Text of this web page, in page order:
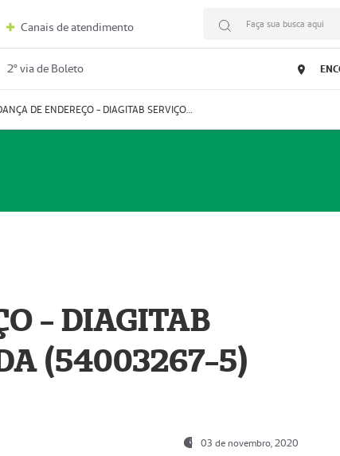
Canais de atendimento Faça sua busca aqui
2º via de Boleto
MUDANÇA DE ENDEREÇO - DIAGITAB SERVIÇOS MÉDICOS LTDA (54003267-5)
- DIAGITAB
(54003267-5)
03 de novembro, 2020